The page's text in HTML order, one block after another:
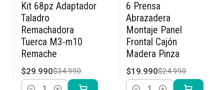
-14% OFF
Kit 68pz Adaptador
Taladro
Remachadora
Tuerca M3-m10
Remache
$29.990$34.990
-20% OFF
6 Prensa
Abrazadera
Montaje Panel
Frontal Cajón
Madera Pinza
$19.990$24.990